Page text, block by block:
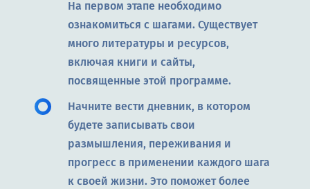
На первом этапе необходимо
ознакомиться с шагами. Существует
много литературы и ресурсов,
включая книги и сайты,
посвященные этой программе.
Начните вести дневник, в котором
будете записывать свои
размышления, переживания и
прогресс в применении каждого шага
к своей жизни. Это поможет более